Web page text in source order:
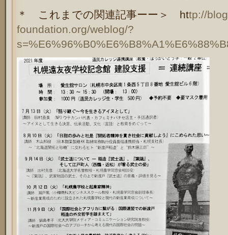
＊ これまでの関連記事ーー＞ http://
foundation.org/weblog/?